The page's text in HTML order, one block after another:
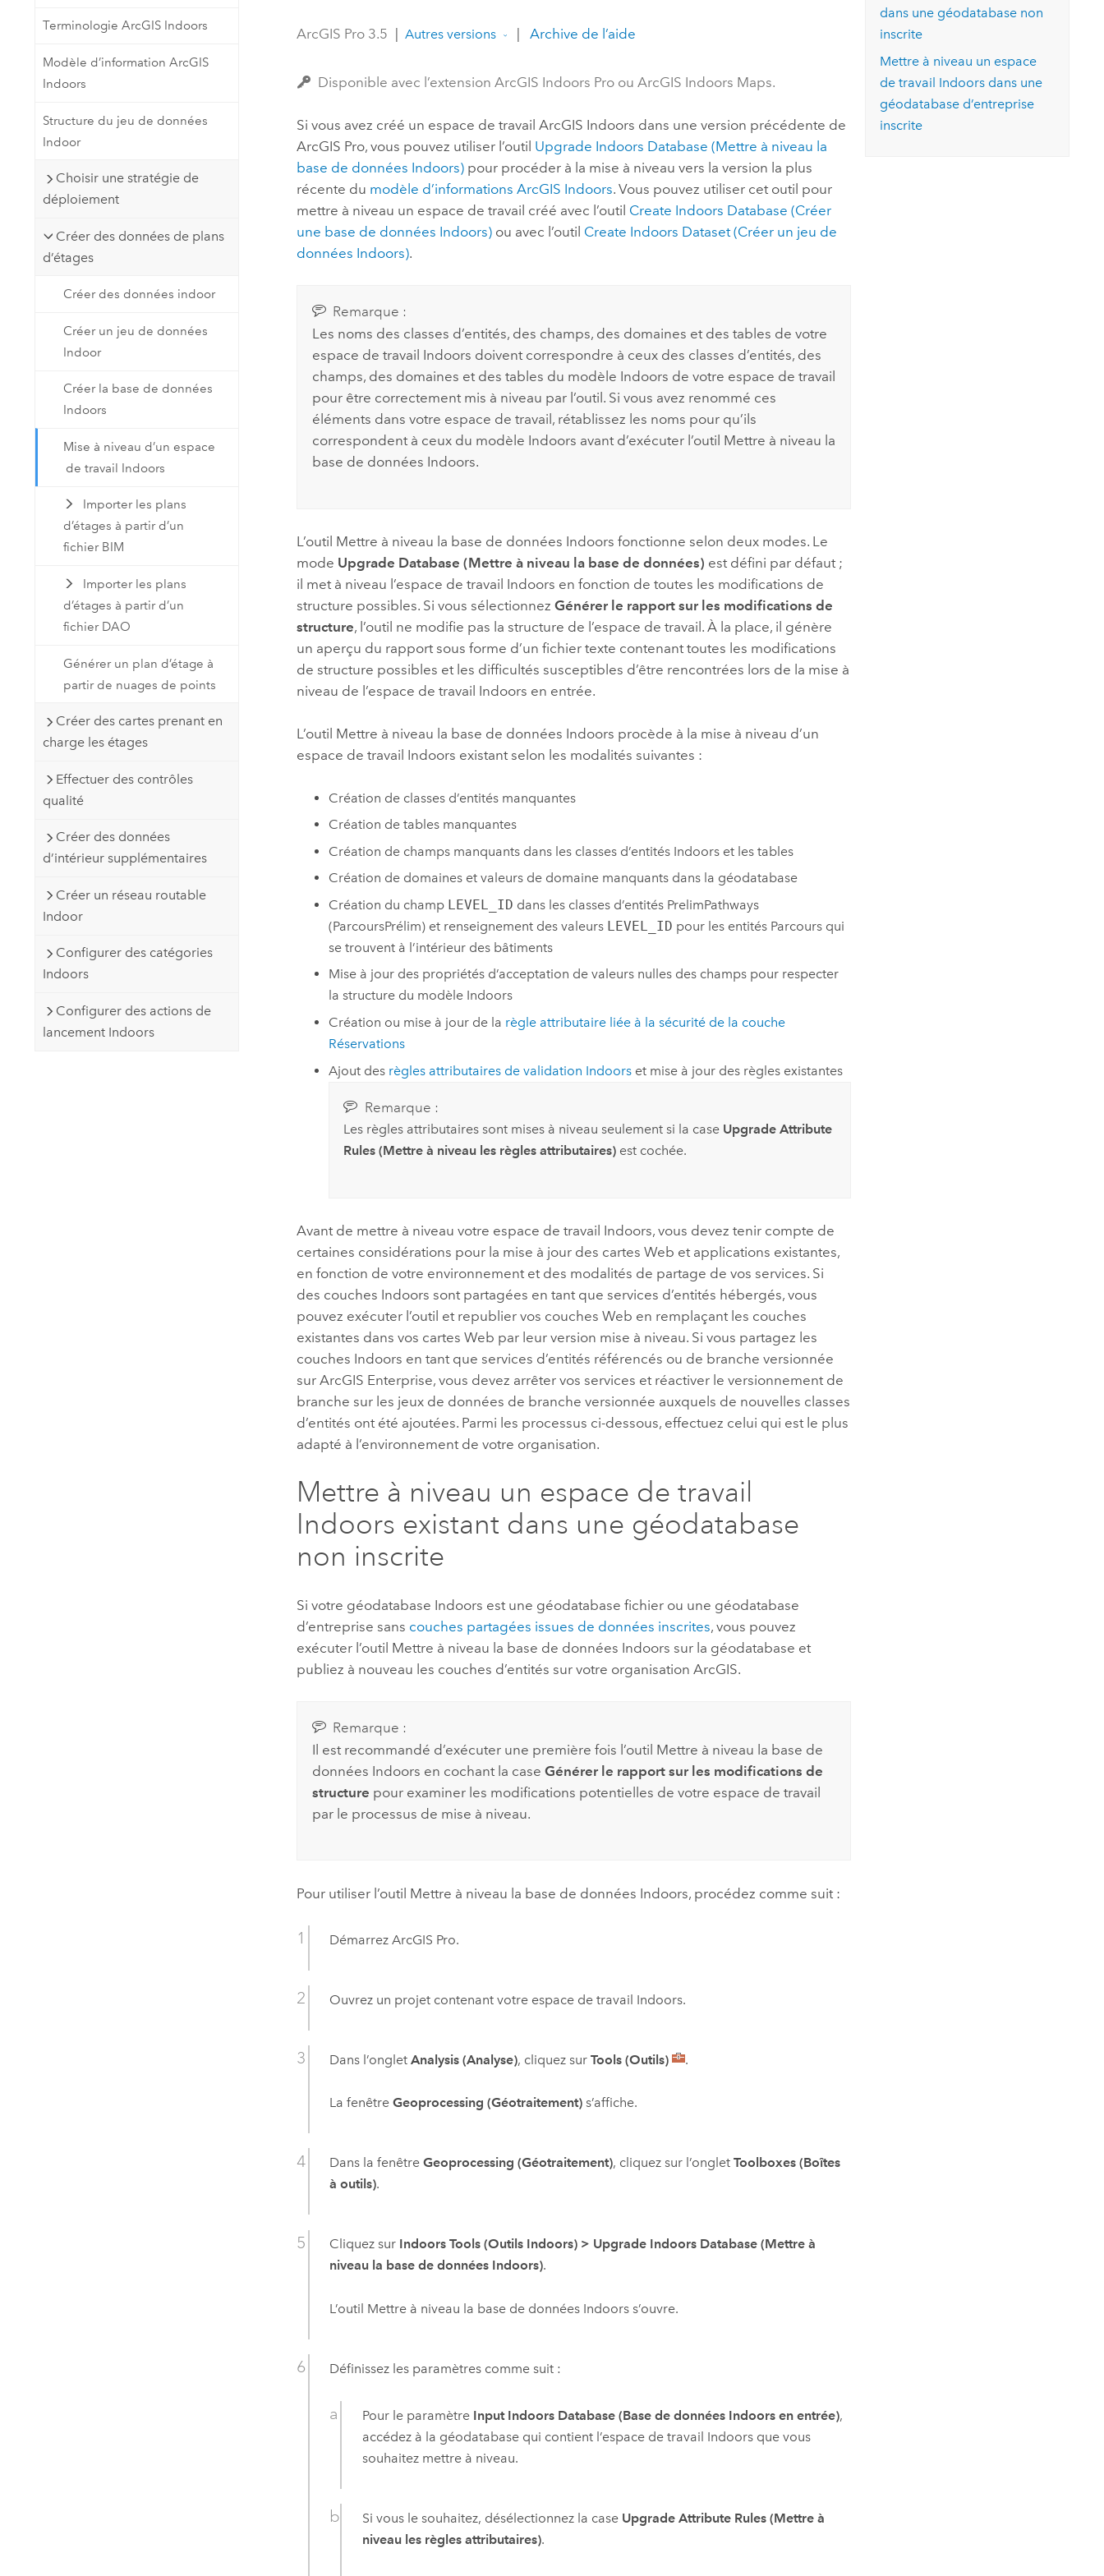
Technologie Developer
cartographie et d’analyse spatiale
Tous les produits
Découvrir ArcGIS Pro
Tous les secteurs d’activité
Explorer ce cours
technologiques
géospatial
Tous les récits
Lire le récit
Terminologie ArcGIS Indoors
Modèle d’information ArcGIS
Indoors
Structure du jeu de données
Indoor
Choisir une stratégie de
déploiement
Créer des données de plans
d’étages
Créer des données indoor
Créer un jeu de données
Indoor
Créer la base de données
Indoors
Mise à niveau d’un espace
de travail Indoors
Importer les plans
d’étages à partir d’un
fichier BIM
Importer les plans
d’étages à partir d’un
fichier DAO
Générer un plan d’étage à
partir de nuages de points
Créer des cartes prenant en
charge les étages
Effectuer des contrôles
qualité
Créer des données
d’intérieur supplémentaires
Créer un réseau routable
Indoor
Configurer des catégories
Indoors
Configurer des actions de
lancement Indoors
ArcGIS Pro 3.5 Autres versions Archive de l’aide
Disponible avec l’extension ArcGIS Indoors Pro ou ArcGIS Indoors Maps.
Si vous avez créé un espace de travailArcGIS Indoors dans une version précédente de
ArcGIS Pro, vous pouvez utiliser l’outil Upgrade Indoors Database (Mettre à niveau la
base de données Indoors) pour procéder à la mise à niveau vers la version la plus
récente du modèle d’informationsArcGIS Indoors. Vous pouvez utiliser cet outil pour
mettre à niveau un espace de travail créé avec l’outil Create Indoors Database (Créer
une base de données Indoors) ou avec l’outil Create Indoors Dataset (Créer un jeu de
données Indoors).
Remarque :
Les noms des classes d’entités, des champs, des domaines et des tables de votre
espace de travail Indoors doivent correspondre à ceux des classes d’entités, des
champs, des domaines et des tables du modèle Indoors de votre espace de travail
pour être correctement mis à niveau par l’outil. Si vous avez renommé ces
éléments dans votre espace de travail, rétablissez les noms pour qu’ils
correspondent à ceux du modèle Indoors avant d’exécuter l’outil Mettre à niveau la
base de données Indoors.
L’outil Mettre à niveau la base de données Indoors fonctionne selon deux modes. Le
mode Upgrade Database (Mettre à niveau la base de données) est défini par défaut ;
il met à niveau l’espace de travail Indoors en fonction de toutes les modifications de
structure possibles. Si vous sélectionnezGénérer le rapport sur les modifications de
structure, l’outil ne modifie pas la structure de l’espace de travail. À la place, il génère
un aperçu du rapport sous forme d’un fichier texte contenant toutes les modifications
de structure possibles et les difficultés susceptibles d’être rencontrées lors de la mise à
niveau de l’espace de travail Indoors en entrée.
L’outil Mettre à niveau la base de données Indoors procède à la mise à niveau d’un
espace de travail Indoors existant selon les modalités suivantes :
Création de classes d’entités manquantes
Création de tables manquantes
Création de champs manquants dans les classes d’entités Indoorset les tables
Création de domaines et valeurs de domaine manquants dans la géodatabase
Création du champ LEVEL_ID dans les classes d’entités PrelimPathways
(ParcoursPrélim) et renseignement des valeurs LEVEL_ID pour les entités Parcours qui
se trouvent à l’intérieur des bâtiments
Mise à jour des propriétés d’acceptation de valeurs nulles des champs pour respecter
la structure du modèle Indoors
Création ou mise à jour de la règle attributaire liée à la sécurité de la couche
Réservations
Ajout des règles attributaires de validation Indoorset mise à jour des règles existantes
Remarque :
Les règles attributaires sont mises à niveau seulement si la case Upgrade Attribute
Rules (Mettre à niveau les règles attributaires) est cochée.
Avant de mettre à niveau votre espace de travail Indoors, vous devez tenir compte de
certaines considérations pour la mise à jour des cartes Web et applications existantes,
en fonction de votre environnement et des modalités de partage de vos services. Si
des couches Indoors sont partagées en tant que services d’entités hébergés, vous
pouvez exécuter l’outil et republier vos couches Web en remplaçant les couches
existantes dans vos cartes Web par leur version mise à niveau. Si vous partagez les
couches Indoors en tant que services d’entités référencés ou de branche versionnée
surArcGIS Enterprise, vous devez arrêter vos services et réactiver le versionnement de
branche sur les jeux de données de branche versionnée auxquels de nouvelles classes
d’entités ont été ajoutées. Parmi les processus ci-dessous, effectuez celui qui est le plus
adapté à l’environnement de votre organisation.
Mettre à niveau un espace de travail
Indoors existant dans une géodatabase
non inscrite
Si votre géodatabase Indoors est une géodatabase fichier ou une géodatabase
d’entreprise sans couches partagées issues de données inscrites, vous pouvez
exécuter l’outil Mettre à niveau la base de données Indoors sur la géodatabase et
publiez à nouveau les couches d’entités sur votre organisation ArcGIS.
Remarque :
Il est recommandé d’exécuter une première fois l’outil Mettre à niveau la base de
données Indoors en cochant la case Générer le rapport sur les modifications de
structure pour examiner les modifications potentielles de votre espace de travail
par le processus de mise à niveau.
Pour utiliser l’outil Mettre à niveau la base de données Indoors, procédez comme suit :
DémarrezArcGIS Pro.
Ouvrez un projet contenant votre espace de travail Indoors.
Dans l’ongletAnalysis (Analyse), cliquez surTools (Outils) .
La fenêtreGeoprocessing (Géotraitement) s’affiche.
Dans la fenêtreGeoprocessing (Géotraitement), cliquez sur l’ongletToolboxes (Boîtes
à outils).
Cliquez sur Indoors Tools (Outils Indoors) > Upgrade Indoors Database (Mettre à
niveau la base de données Indoors).
L’outil Mettre à niveau la base de données Indoors s’ouvre.
Définissez les paramètres comme suit :
Pour le paramètre Input Indoors Database (Base de données Indoors en entrée),
accédez à la géodatabase qui contient l’espace de travail Indoorsque vous
souhaitez mettre à niveau.
Si vous le souhaitez, désélectionnez la case Upgrade Attribute Rules (Mettre à
niveau les règles attributaires).
dans une géodatabase non
inscrite
Mettre à niveau un espace
de travail Indoors dans une
géodatabase d’entreprise
inscrite